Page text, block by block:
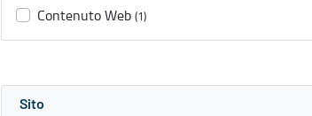
Contenuto Web (1)
Sito